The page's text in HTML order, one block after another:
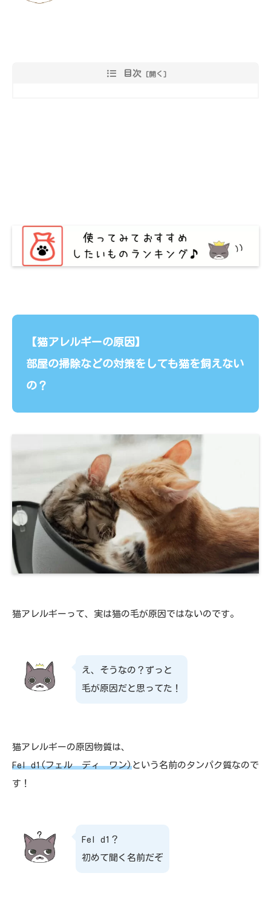
目次
【猫アレルギーの原因】
部屋の掃除などの対策をしても猫を飼えない
の？
猫アレルギーって、実は猫の毛が原因ではないのです。
え、そうなの？ずっと
毛が原因だと思ってた！
猫アレルギーの原因物質は、
Fel d1(フェル ディ ワン)という名前のタンパク質なので
す！
Fel d1？
初めて聞く名前だぞ